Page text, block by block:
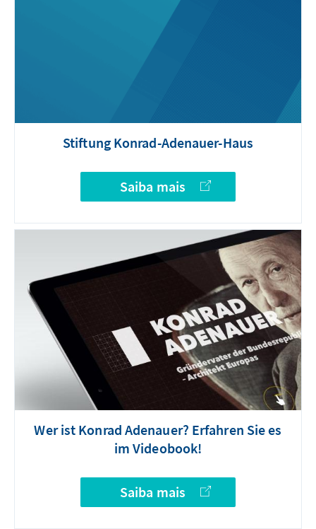
Stiftung Konrad-Adenauer-Haus
Saiba mais
Wer ist Konrad Adenauer? Erfahren Sie es
im Videobook!
Saiba mais